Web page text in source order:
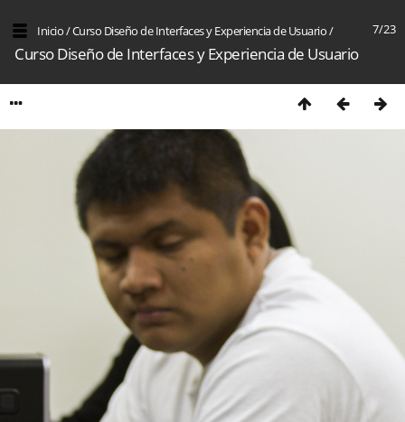
7/23
Inicio/Curso Diseño de Interfaces y Experiencia de Usuario/
Curso Diseño de Interfaces y Experiencia de Usuario